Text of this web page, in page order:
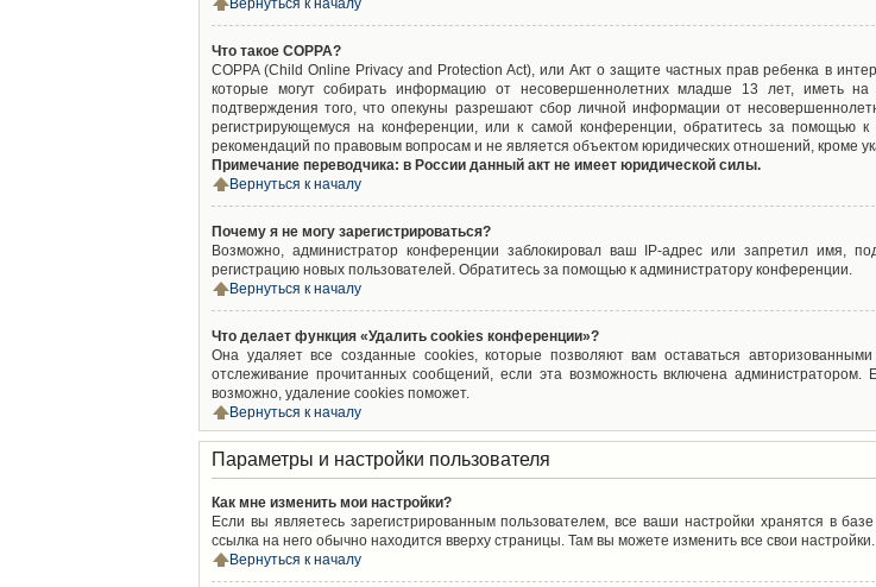
Вернуться к началу
Что такое COPPA?
COPPA (Child Online Privacy and Protection Act), или Акт о защите частных прав ребенка в
которые могут собирать информацию от несовершеннолетних младше 13 лет, иметь на
подтверждения того, что опекуны разрешают сбор личной информации от
регистрирующемуся на конференции, или к самой конференции, обратитесь за помощью
рекомендаций по правовым вопросам и не является объектом юридических отношений, кроме
Примечание переводчика: в России данный акт не имеет юридической силы.
Вернуться к началу
Почему я не могу зарегистрироваться?
Возможно, администратор конференции заблокировал ваш IP-адрес или запретил имя,
регистрацию новых пользователей. Обратитесь за помощью к администратору конференции.
Вернуться к началу
Что делает функция «Удалить cookies конференции»?
Она удаляет все созданные cookies, которые позволяют вам оставаться
отслеживание прочитанных сообщений, если эта возможность включена
возможно, удаление cookies поможет.
Вернуться к началу
Параметры и настройки пользователя
Как мне изменить мои настройки?
Если вы являетесь зарегистрированным пользователем, все ваши настройки хранятся в
ссылка на него обычно находится вверху страницы. Там вы можете изменить все свои настройки.
Вернуться к началу